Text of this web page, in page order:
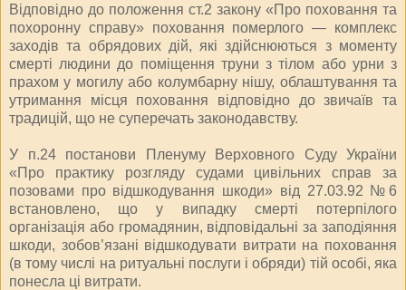
Відповідно до положення ст.2 закону «Про поховання та
похоронну справу» поховання померлого — комплекс
заходів та обрядових дій, які здійснюються з моменту
смерті людини до поміщення труни з тілом або урни з
прахом у могилу або колумбарну нішу, облаштування та
утримання місця поховання відповідно до звичаїв та
традицій, що не суперечать законодавству.
У п.24 постанови Пленуму Верховного Суду України
«Про практику розгляду судами цивільних справ за
позовами про відшкодування шкоди» від 27.03.92 №6
встановлено, що у випадку смерті потерпілого
організація або громадянин, відповідальні за заподіяння
шкоди, зобов’язані відшкодувати витрати на поховання
(в тому числі на ритуальні послуги і обряди) тій особі, яка
понесла ці витрати.